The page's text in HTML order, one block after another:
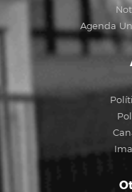
Agenda